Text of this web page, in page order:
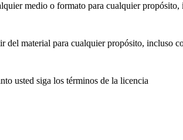
medio o formato para cualquier propósito,
material para cualquier propósito, incluso
usted siga los términos de la licencia